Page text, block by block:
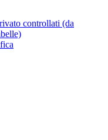
controllati (da